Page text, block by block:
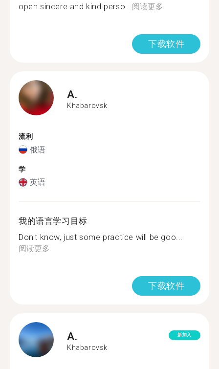
open sincere and kind perso...阅读更多
下载软件
A.
Khabarovsk
流利
俄语
学
英语
我的语言学习目标
Don't know, just some practice will be goo...
阅读更多
下载软件
A.
Khabarovsk
新加入